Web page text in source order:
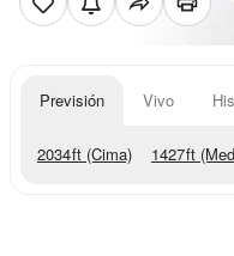
Previsión Vivo
2034ft (Cima) 1427ft